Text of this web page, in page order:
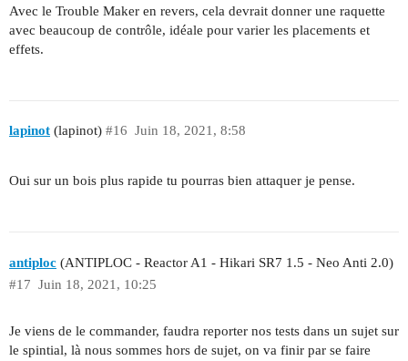
Avec le Trouble Maker en revers, cela devrait donner une raquette
avec beaucoup de contrôle, idéale pour varier les placements et
effets.
lapinot (lapinot) Juin 18, 2021, 8:58
#16
Oui sur un bois plus rapide tu pourras bien attaquer je pense.
antiploc (ANTIPLOC - Reactor A1 - Hikari SR7 1.5 - Neo Anti 2.0)
Juin 18, 2021, 10:25
#17
Je viens de le commander, faudra reporter nos tests dans un sujet sur
le spintial, là nous sommes hors de sujet, on va finir par se faire